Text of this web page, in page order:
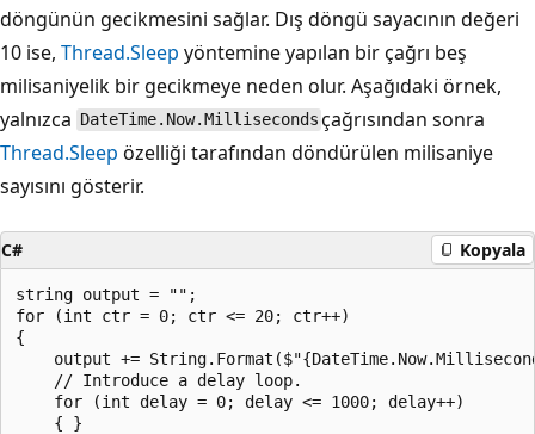
döngünün gecikmesini sağlar. Dış döngü sayacının değeri
10 ise, Thread.Sleep yöntemine yapılan bir çağrı beş
milisaniyelik bir gecikmeye neden olur. Aşağıdaki örnek,
yalnızca DateTime.Now.Milliseconds çağrısından sonra
Thread.Sleep özelliği tarafından döndürülen milisaniye
sayısını gösterir.
C# Kopyala
string output = "";
for (int ctr = 0; ctr <= 20; ctr++)
{
output +=
    // Introduce a delay loop.
    for (int delay = 0; delay <= 1000; delay++)
    { }